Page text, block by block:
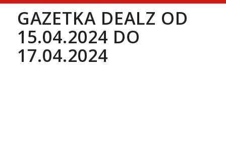
GAZETKA DEALZ OD
15.04.2024 DO
17.04.2024